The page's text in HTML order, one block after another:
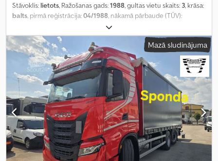
Stāvoklis: lietots, Ražošanas gads:1988, gultas vietu skaits: 3, krāsa:
balts , pirmā reģistrācija:04/1988 , nākamā pārbaude (TÜV):
, kopējais svars:
Mazā sludinājuma